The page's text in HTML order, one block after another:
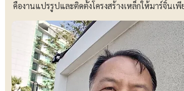
คืองานแปรรูปและติดตั้งโครงสร้างเหล็กให้มาร์จิ้นเ